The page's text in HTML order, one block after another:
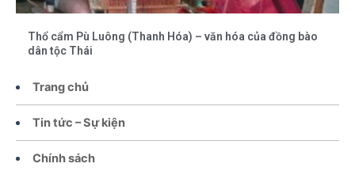
Trang chủ
Tin tức – Sự kiện
Chính sách
Thổ cẩm Pù Luông (Thanh Hóa) – văn hóa của đồng bào
dân tộc Thái